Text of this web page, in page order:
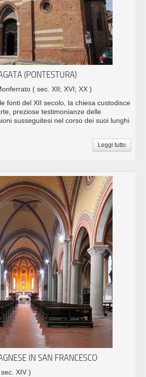
(PONTESTURA)
( sec. XII; XVI; XX )
fonti del XII secolo, la chiesa custodisce
preziose testimonianze delle
susseguitesi nel corso dei suoi lunghi
Leggi tutto
IN SAN FRANCESCO
XIV )